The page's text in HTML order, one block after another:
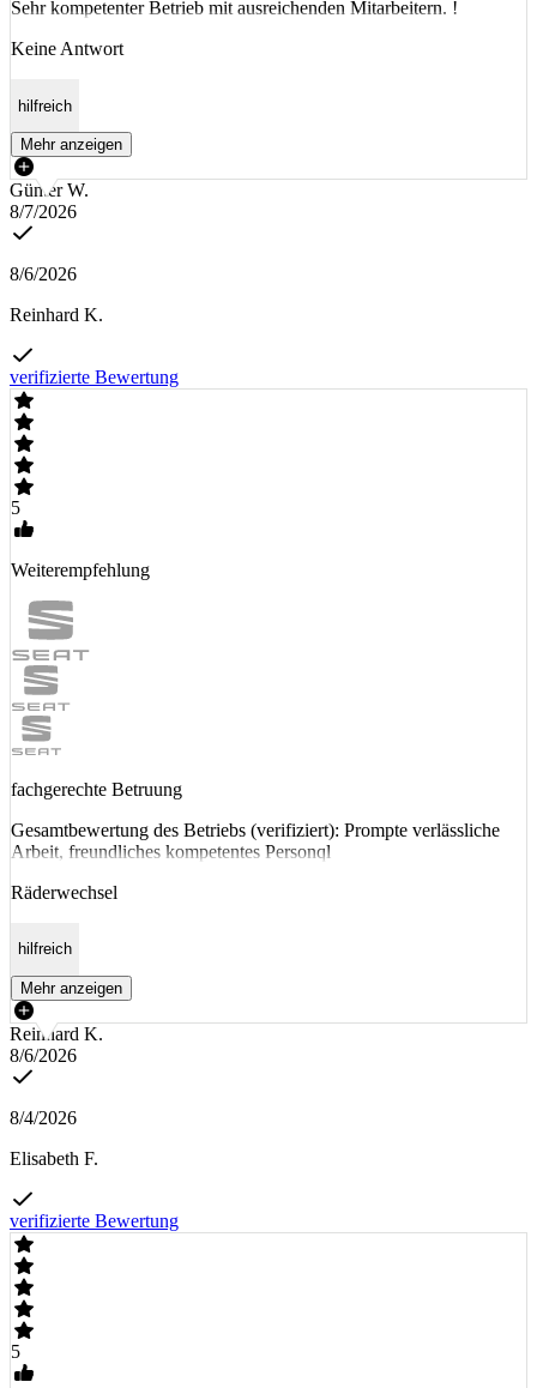
Sehr kompetenter Betrieb mit ausreichenden Mitarbeitern. !
Keine Antwort
hilfreich
Mehr anzeigen
Günter W.
8/7/2026
8/6/2026
Reinhard K.
verifizierte Bewertung
5
Weiterempfehlung
fachgerechte Betruung
Gesamtbewertung des Betriebs (verifiziert): Prompte verlässliche
Arbeit, freundliches kompetentes Personql
Räderwechsel
hilfreich
Mehr anzeigen
Reinhard K.
8/6/2026
8/4/2026
Elisabeth F.
verifizierte Bewertung
5